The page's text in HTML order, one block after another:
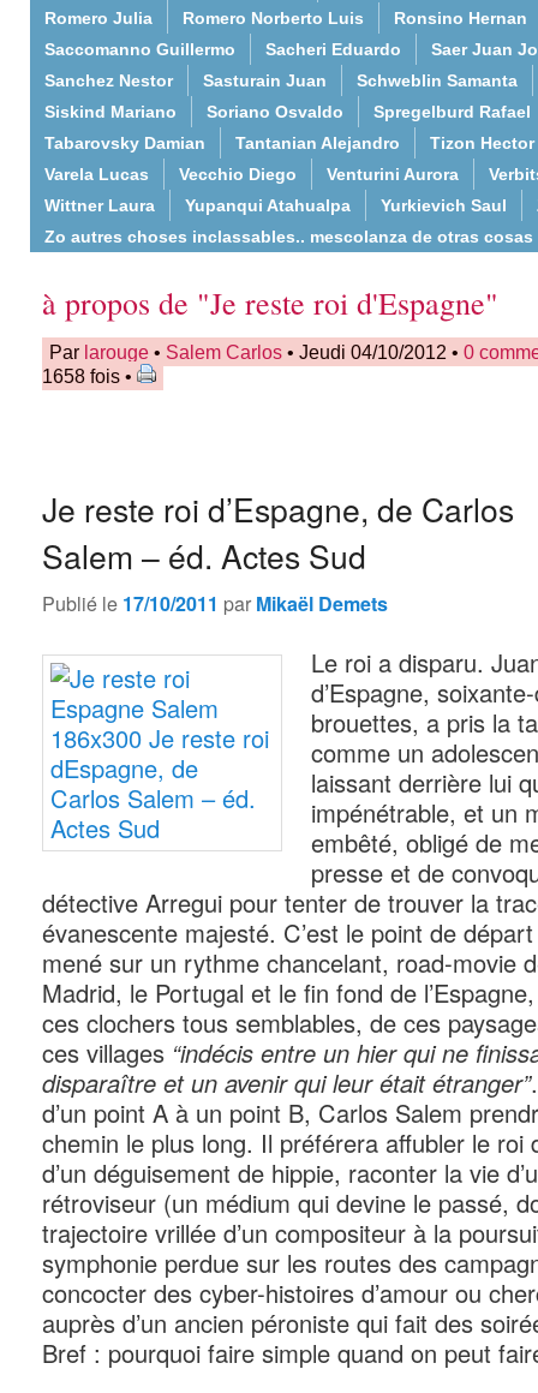
Romero Julia
Romero Norberto Luis
Ronsino Hernan
Saccomanno Guillermo
Sacheri Eduardo
Saer Juan
Sanchez Nestor
Sasturain Juan
Schweblin Samanta
Siskind Mariano
Soriano Osvaldo
Spregelburd Rafael
Tabarovsky Damian
Tantanian Alejandro
Tizon Hector
Varela Lucas
Vecchio Diego Venturini Aurora
Wittner Laura
Yupanqui Atahualpa Yurkievich Saul
Zo autres choses inclassables.. mescolanza de otras cosas
à propos de "Je reste roi d'Espagne"
Par larouge • Salem Carlos • Jeudi 04/10/2012 • 0
1658 fois •
Je reste roi d’Espagne, de Carlos
Salem – éd. Actes Sud
Publié le 17/10/2011 parMikaël Demets
Le roi a disparu.
d’Espagne,
brouettes, a pris la
comme un
laissant derrière lui
impénétrable, et un
embêté, obligé de
presse et de
détective Arregui pour tenter de trouver la
évanescente majesté. C’est le point de départ
mené sur un rythme chancelant, road-movie
Madrid, le Portugal et le fin fond de
ces clochers tous semblables, de ces
ces villages “indécis entre un hier qui ne
disparaître et un avenir qui leur était étranger”
d’un point A à un point B, Carlos Salem
chemin le plus long. Il préférera affubler le roi
d’un déguisement de hippie, raconter la vie
rétroviseur (un médium qui devine le passé,
trajectoire vrillée d’un compositeur à la
symphonie perdue sur les routes des
concocter des cyber-histoires d’amour ou
auprès d’un ancien péroniste qui fait des
Bref : pourquoi faire simple quand on peut